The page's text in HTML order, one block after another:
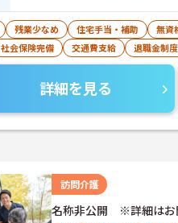
残業少なめ 住宅手当・補助 無資
社会保険完備 交通費支給 退職金制
詳細を見る
訪問介護
名称非公開 ※詳細はお